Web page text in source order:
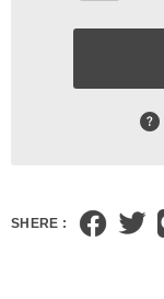
SHERE :